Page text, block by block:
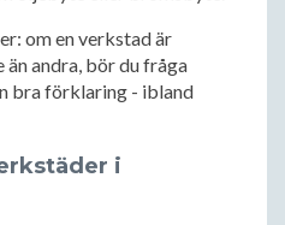
om en verkstad är
andra, bör du fråga
bra förklaring - ibland
i